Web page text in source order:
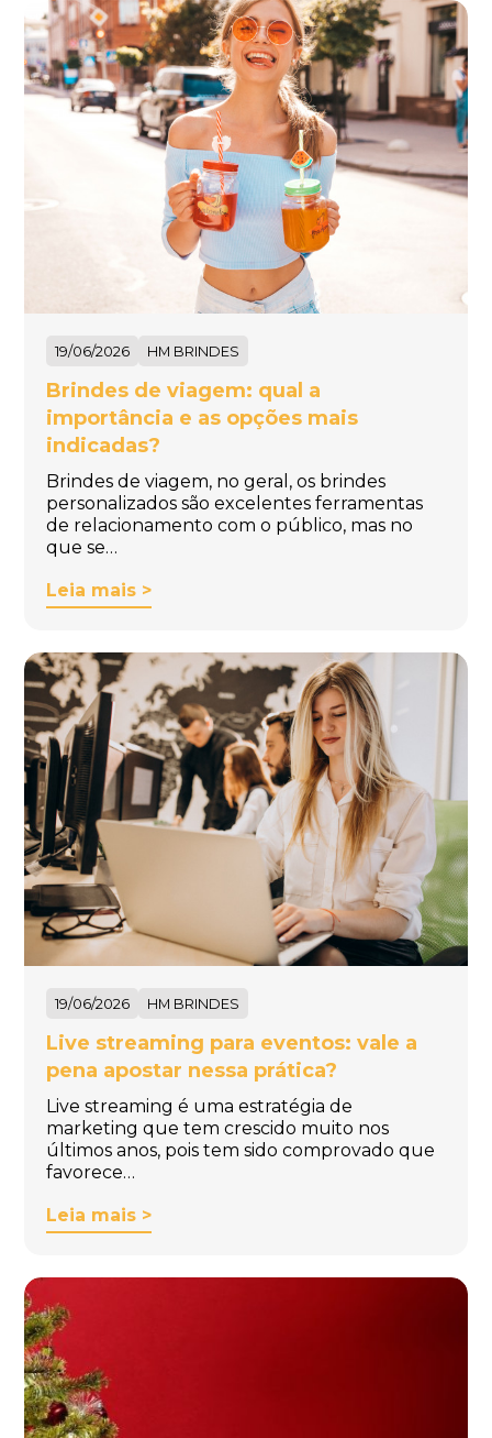
19/06/2026 HM BRINDES
Brindes de viagem: qual a
importância e as opções mais
indicadas?
Brindes de viagem, no geral, os brindes
personalizados são excelentes ferramentas
de relacionamento com o público, mas no
que se…
Leia mais >
19/06/2026 HM BRINDES
Live streaming para eventos: vale a
pena apostar nessa prática?
Live streaming é uma estratégia de
marketing que tem crescido muito nos
últimos anos, pois tem sido comprovado que
favorece…
Leia mais >